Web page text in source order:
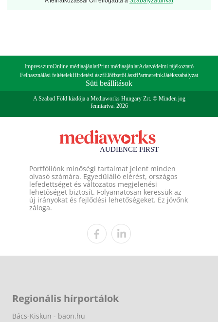
ImpresszumOnline médiaajánlatPrint médiaajánlatAdatvédelmi tájékoztató
Felhasználási feltételekHirdetési ászfElőfizetői ászfPartnereinkJátékszabályzat
Süti beállítások
A Szabad Föld kiadója a Mediaworks Hungary Zrt. © Minden jog
fenntartva. 2026
Portfóliónk minőségi tartalmat jelent minden
olvasó számára. Egyedülálló elérést, országos
lefedettséget és változatos megjelenési
lehetőséget biztosít. Folyamatosan keressük az
új irányokat és fejlődési lehetőségeket. Ez jövőnk
záloga.
Regionális hírportálok
Bács-Kiskun - baon.hu